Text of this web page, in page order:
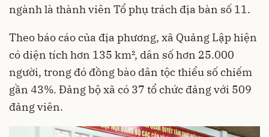
ngành là thành viên Tổ phụ trách địa bàn số 11.
Theo báo cáo của địa phương, xã Quảng Lập hiện
có diện tích hơn 135 km², dân số hơn 25.000
người, trong đó đồng bào dân tộc thiểu số chiếm
gần 43%. Đảng bộ xã có 37 tổ chức đảng với 509
đảng viên.